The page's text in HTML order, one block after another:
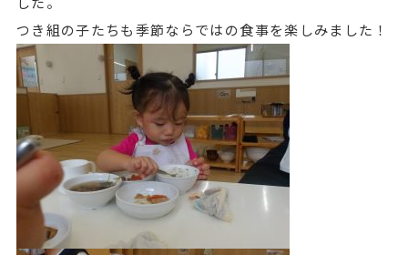
つき組の子たちも季節ならではの食事を楽しみました！